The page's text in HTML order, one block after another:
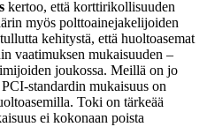
kertoo, että korttirikollisuuden
myös polttoainejakelijoiden
kehitystä, että huoltoasemat
vaatimuksen mukaisuuden –
joukossa. Meillä on jo
standardin mukaisuus on
Toki on tärkeää
ei kokonaan poista